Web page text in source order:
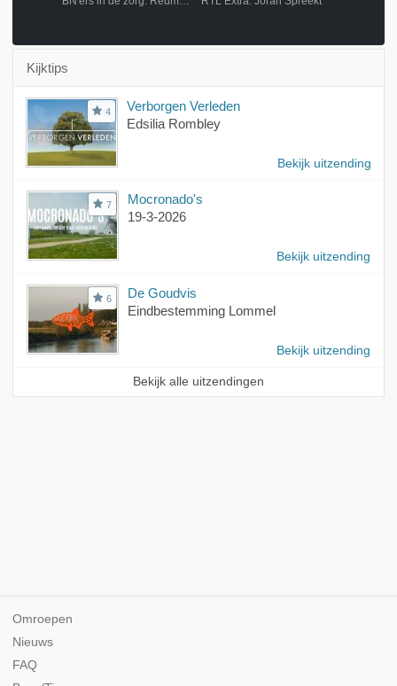
Kijktips
4
Verborgen Verleden
Edsilia Rombley
Bekijk uitzending
7
Mocronado's
19-3-2026
Bekijk uitzending
6
De Goudvis
Eindbestemming Lommel
Bekijk uitzending
Bekijk alle uitzendingen
Omroepen
Nieuws
FAQ